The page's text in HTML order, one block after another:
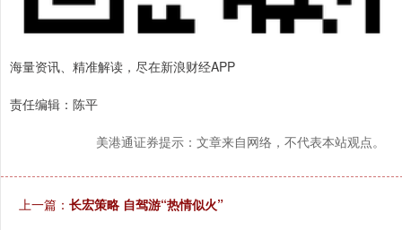
海量资讯、精准解读，尽在新浪财经APP
责任编辑：陈平
美港通证券提示：文章来自网络，不代表本站观点。
上一篇： 长宏策略 自驾游“热情似火”